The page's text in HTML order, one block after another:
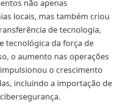
não apenas
locais, mas também criou
de tecnologia,
tecnológica da força de
o aumento nas operações
o crescimento
incluindo a importação de